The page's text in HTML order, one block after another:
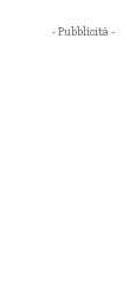
- Pubblicità -